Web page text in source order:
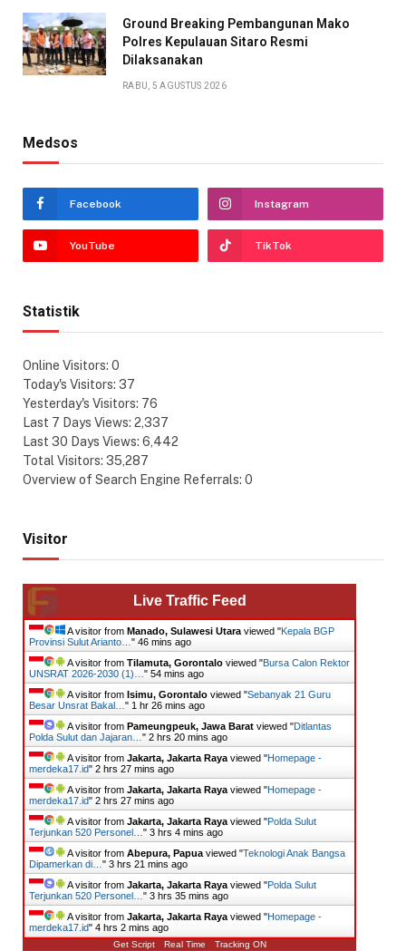
Ground Breaking Pembangunan Mako
Polres Kepulauan Sitaro Resmi
Dilaksanakan
RABU, 5 AGUSTUS 2026
Medsos
Facebook Instagram
YouTube TikTok
Statistik
Online Visitors: 0
Today's Visitors: 37
Yesterday's Visitors: 76
Last 7 Days Views: 2,337
Last 30 Days Views: 6,442
Total Visitors: 35,287
Overview of Search Engine Referrals: 0
Visitor
Live Traffic Feed
A visitor from Manado, Sulawesi Utara viewed "Kepala BGP
Provinsi Sulut Arianto… " 46 mins ago
A visitor from Tilamuta, Gorontalo viewed "Bursa Calon Rektor
UNSRAT 2026-2030 (1)… " 54 mins ago
A visitor from Isimu, Gorontalo viewed "Sebanyak 21 Guru
Besar Unsrat Bakal… " 1 hr 26 mins ago
A visitor from Pameungpeuk, Jawa Barat viewed "Ditlantas
Polda Sulut dan Jajaran… " 2 hrs 20 mins ago
A visitor from Jakarta, Jakarta Raya viewed "Homepage -
merdeka17.id" 2 hrs 27 mins ago
A visitor from Jakarta, Jakarta Raya viewed "Homepage -
merdeka17.id" 2 hrs 27 mins ago
A visitor from Jakarta, Jakarta Raya viewed "​Polda Sulut
Terjunkan 520 Personel… " 3 hrs 4 mins ago
A visitor from Abepura, Papua viewed "Teknologi Anak Bangsa
Dipamerkan di… " 3 hrs 21 mins ago
A visitor from Jakarta, Jakarta Raya viewed "​Polda Sulut
Terjunkan 520 Personel… " 3 hrs 35 mins ago
A visitor from Jakarta, Jakarta Raya viewed "Homepage -
merdeka17.id" 4 hrs 2 mins ago
Get Script Real Time Tracking ON